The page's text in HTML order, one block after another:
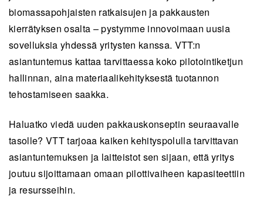
biomassapohjaisten ratkaisujen ja pakkausten
kierrätyksen osalta – pystymme innovoimaan uusia
sovelluksia yhdessä yritysten kanssa. VTT:n
asiantuntemus kattaa tarvittaessa koko pilotointiketjun
hallinnan, aina materiaalikehityksestä tuotannon
tehostamiseen saakka.
Haluatko viedä uuden pakkauskonseptin seuraavalle
tasolle? VTT tarjoaa kaiken kehityspolulla tarvittavan
asiantuntemuksen ja laitteistot sen sijaan, että yritys
joutuu sijoittamaan omaan pilottivaiheen kapasiteettiin
ja resursseihin.